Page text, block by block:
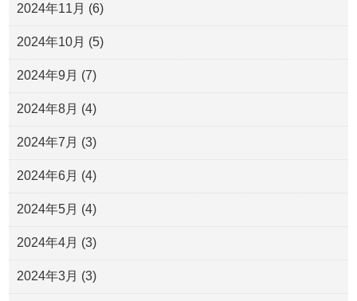
2024年11月 (6)
2024年10月 (5)
2024年9月 (7)
2024年8月 (4)
2024年7月 (3)
2024年6月 (4)
2024年5月 (4)
2024年4月 (3)
2024年3月 (3)